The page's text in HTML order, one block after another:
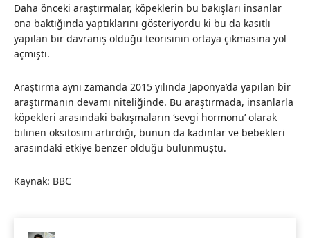
Daha önceki araştırmalar, köpeklerin bu bakışları insanlar
ona baktığında yaptıklarını gösteriyordu ki bu da kasıtlı
yapılan bir davranış olduğu teorisinin ortaya çıkmasına yol
açmıştı.
Araştırma aynı zamanda 2015 yılında Japonya’da yapılan bir
araştırmanın devamı niteliğinde. Bu araştırmada, insanlarla
köpekleri arasındaki bakışmaların ‘sevgi hormonu’ olarak
bilinen oksitosini artırdığı, bunun da kadınlar ve bebekleri
arasındaki etkiye benzer olduğu bulunmuştu.
Kaynak: BBC